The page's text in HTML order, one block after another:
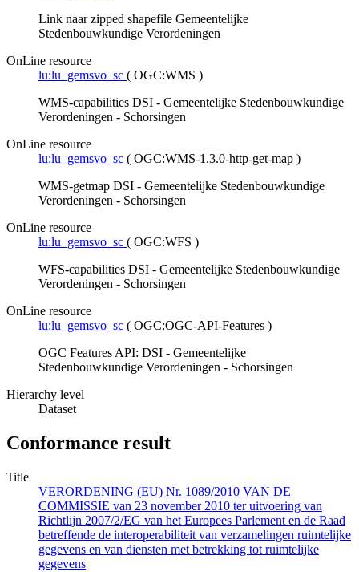
Link naar zipped shapefile Gemeentelijke
Stedenbouwkundige Verordeningen
OnLine resource
lu:lu_gemsvo_sc ( OGC:WMS )
WMS-capabilities DSI - Gemeentelijke Stedenbouwkundige
Verordeningen - Schorsingen
OnLine resource
lu:lu_gemsvo_sc ( OGC:WMS-1.3.0-http-get-map )
WMS-getmap DSI - Gemeentelijke Stedenbouwkundige
Verordeningen - Schorsingen
OnLine resource
lu:lu_gemsvo_sc ( OGC:WFS )
WFS-capabilities DSI - Gemeentelijke Stedenbouwkundige
Verordeningen - Schorsingen
OnLine resource
lu:lu_gemsvo_sc ( OGC:OGC-API-Features )
OGC Features API: DSI - Gemeentelijke
Stedenbouwkundige Verordeningen - Schorsingen
Hierarchy level
Dataset
Conformance result
Title
VERORDENING (EU) Nr. 1089/2010 VAN DE
COMMISSIE van 23 november 2010 ter uitvoering van
Richtlijn 2007/2/EG van het Europees Parlement en de Raad
betreffende de interoperabiliteit van verzamelingen ruimtelijke
gegevens en van diensten met betrekking tot ruimtelijke
gegevens